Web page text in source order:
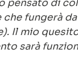
pensato di
fungerà
Il mio quesito
sarà